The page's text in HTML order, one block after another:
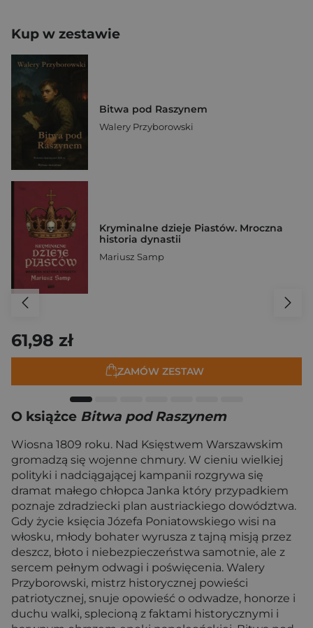
Kup w zestawie
Bitwa pod Raszynem
Walery Przyborowski
Kryminalne dzieje Piastów. Mroczna
historia dynastii
Mariusz Samp
61,98 zł
ZAMÓW ZESTAW
O książce Bitwa pod Raszynem
Wiosna 1809 roku. Nad Księstwem Warszawskim
gromadzą się wojenne chmury. W cieniu wielkiej
polityki i nadciągającej kampanii rozgrywa się
dramat małego chłopca Janka który przypadkiem
poznaje zdradziecki plan austriackiego dowództwa.
Gdy życie księcia Józefa Poniatowskiego wisi na
włosku, młody bohater wyrusza z tajną misją przez
deszcz, błoto i niebezpieczeństwa samotnie, ale z
sercem pełnym odwagi i poświęcenia. Walery
Przyborowski, mistrz historycznej powieści
patriotycznej, snuje opowieść o odwadze, honorze i
duchu walki, splecioną z faktami historycznymi i